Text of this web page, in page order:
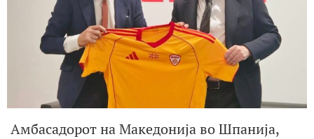
Амбасадорот на Македонија во Шпанија,